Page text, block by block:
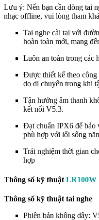
Lưu ý: Nến bạn cần dòng tai
nhạc offline, vui lòng tham
Tai nghe cài tai với
hoàn toàn mới, mang
Luôn an toàn trong các
Được thiết kế theo
do di chuyển trong khi
Tận hưởng âm thanh
kết nối V5.3.
Đạt chuẩn IPX6 để bảo
phù hợp với lối sống
Trải nghiệm thời gian
hợp
Thông số kỹ thuật LR100W
Thông số kỹ thuật tai nghe
Phiên bản không dây: